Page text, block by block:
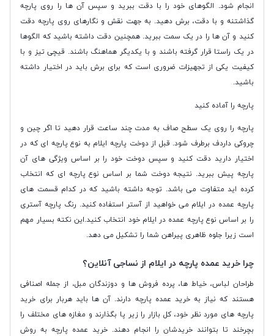
انجام شود. الگوهای خود را با دقت ببرید و سپس آن ها را روی پارچه
گذاشتنه و با دقت، برش دهید. به جهت نقش و نگارهای روی پارچه دقت
کنید و آن ها را در یک سمت ببرید. همچنین دقت داشته باشید که الگوها
در یک راستا قرار گرفته باشند و با یکدیگر هماهنگ باشند. قیچی تیز و با
کیفیت یکی از تجهیزات ضروری است که برای برش باید در اختیار داشته
باشید.
پارچه را آماده کنید
پارچه را روی یک سطح صاف به مدت چند ساعت قرار دهید تا اگر چین و
چروکی داردف برطرف شود. قبل از دوخت پارچه ایلام به نوع پارچه ای که در
اختیار دارید دقت کنید و سپس دوخت خود را بر اساس ویژگی های آن
پارچه پیش ببرید. نتیجه دوخت شما بر اساس نوع پارچه ای که انتخاب
کرده اید متفاوت می باشد. توجه داشته باشید که در کدام قسمت های
پارچه عمده در ایلام می خواهید از آستر استفاده کنید. رنگ پارچه آستری
را بر اساس نوع پارچه عمده در ایلام خود انتخاب کنید.این نکته بسیار مهم
است زیرا جلوه ظاهری پیراهن شما را تشکیل می دهد.
چرا خرید عمده پارچه در ایلام از نساجی آنلاین؟
طراحان لباس، خیاط‌ ها، پرده ‌فروش ‌ها و دوزندگان مبل،‌ از جمله اصنافی
هستند که نیاز به خرید عمده پارچه دارند. آن‌ ها باید هربار برای خرید
پارچه ‌‌های مورد نظر خود، کل بازار را زیر پا بگذارند و مغازه‌ های مختلف را
بچرخند تا بتوانند خریدشان را انجام دهند. خرید عمده پارچه به روش